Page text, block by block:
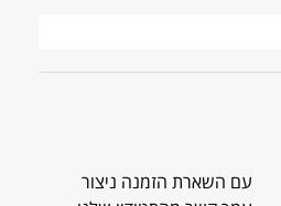
עם השארת הזמנה ניצור